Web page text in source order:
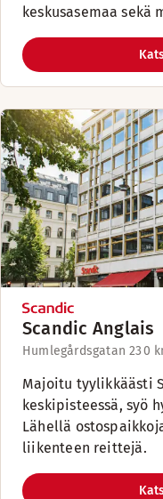
keskusasemaa sekä
Scandic Anglais
Humlegårdsgatan 230
Majoitu tyylikkäästi
keskipisteessä, syö
Lähellä
liikenteen reittejä.